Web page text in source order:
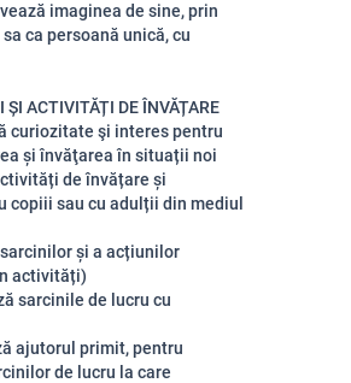
imaginea de sine, prin
ca persoană unică, cu
ȘI ACTIVITĂȚI DE ÎNVĂȚARE
curiozitate şi interes pentru
și învăţarea în situații noi
de învățare și
copiii sau cu adulții din mediul
și a acțiunilor
activități)
sarcinile de lucru cu
ajutorul primit, pentru
de lucru la care